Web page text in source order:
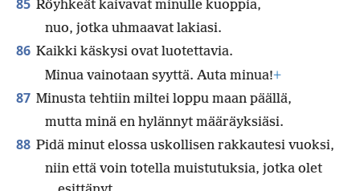
85 Röyhkeät kaivavat minulle kuoppia,
nuo, jotka uhmaavat lakiasi.
86 Kaikki käskysi ovat luotettavia.
Minua vainotaan syyttä. Auta minua!+
87 Minusta tehtiin miltei loppu maan päällä,
mutta minä en hylännyt määräyksiäsi.
88 Pidä minut elossa uskollisen rakkautesi vuoksi,
niin että voin totella muistutuksia, jotka olet